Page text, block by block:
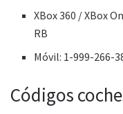
XBox 360 / XBox
RB
Móvil: 1-999-266-
Códigos